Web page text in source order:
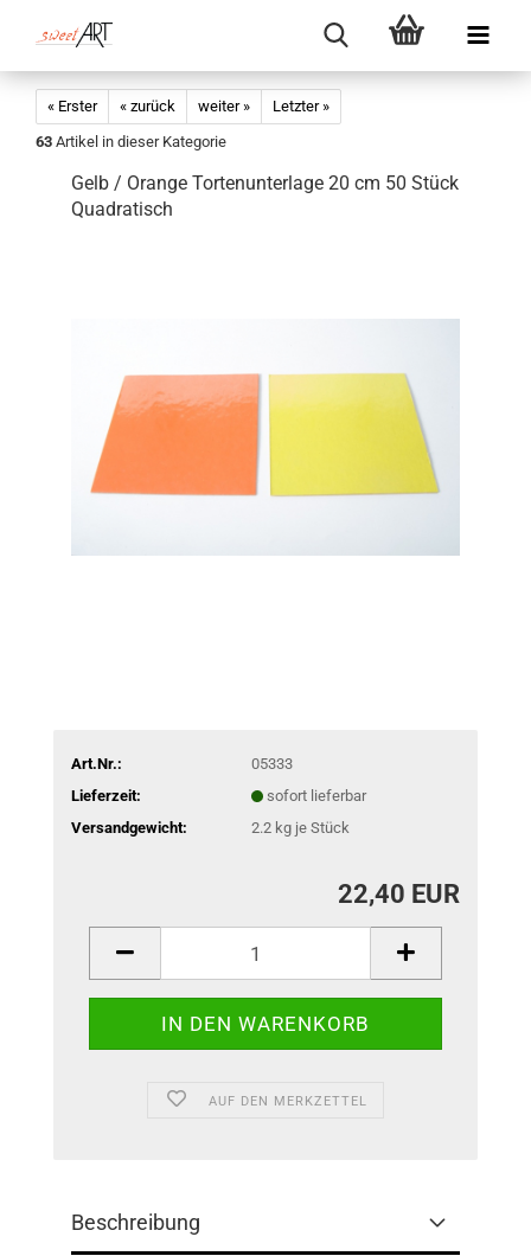
« Erster « zurück weiter »
Letzter »
63 Artikel in dieser Kategorie
Gelb / Orange Tortenunterlage 20 cm 50 Stück
Quadratisch
Art.Nr.:
05333
Lieferzeit:
sofort lieferbar
Versandgewicht:
2.2kg je Stück
22,40 EUR
AUF DEN MERKZETTEL
Beschreibung